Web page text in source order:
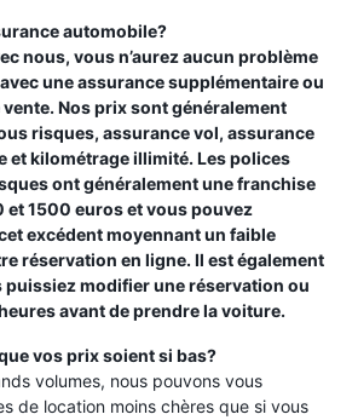
automobile?
nous, vous n’aurez aucun problème
une assurance supplémentaire ou
vente. Nos prix sont généralement
risques, assurance vol, assurance
et kilométrage illimité. Les polices
ont généralement une franchise
1500 euros et vous pouvez
excédent moyennant un faible
réservation en ligne. Il est également
modifier une réservation ou
avant de prendre la voiture.
vos prix soient si bas?
volumes, nous pouvons vous
de location moins chères que si vous